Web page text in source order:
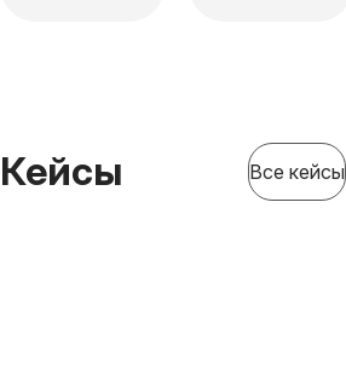
Кейсы Все кейсы